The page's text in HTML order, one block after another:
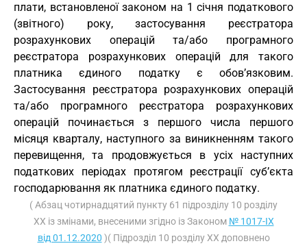
плати, встановленої законом на 1 січня податкового
(звітного) року, застосування реєстратора
розрахункових операцій та/або програмного
реєстратора розрахункових операцій для такого
платника єдиного податку є обов’язковим.
Застосування реєстратора розрахункових операцій
та/або програмного реєстратора розрахункових
операцій починається з першого числа першого
місяця кварталу, наступного за виникненням такого
перевищення, та продовжується в усіх наступних
податкових періодах протягом реєстрації суб’єкта
господарювання як платника єдиного податку.
( Абзац чотирнадцятий пункту 61 підрозділу 10 розділу
ХХ із змінами, внесеними згідно із Законом № 1017-IX
від 01.12.2020 )( Підрозділ 10 розділу ХХ доповнено